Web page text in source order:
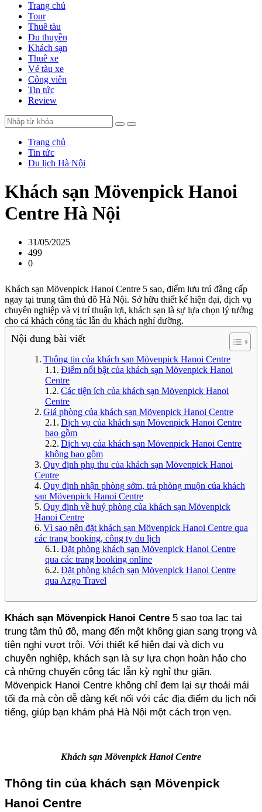
Trang chủ
Tour
Thuê tàu
Du thuyền
Khách sạn
Thuê xe
Vé tàu xe
Công viên
Tin tức
Review
Trang chủ
Tin tức
Du lịch Hà Nội
Khách sạn Mövenpick Hanoi
Centre Hà Nội
31/05/2025
499
0
Khách sạn Mövenpick Hanoi Centre 5 sao, điểm lưu trú đẳng cấp
ngay tại trung tâm thủ đô Hà Nội. Sở hữu thiết kế hiện đại, dịch vụ
chuyên nghiệp và vị trí thuận lợi, khách sạn là sự lựa chọn lý tưởng
cho cả khách công tác lẫn du khách nghỉ dưỡng.
Nội dung bài viết
Thông tin của khách sạn Mövenpick Hanoi Centre
Điểm nổi bật của khách sạn Mövenpick Hanoi
Centre
Các tiện ích của khách sạn Mövenpick Hanoi
Centre
Giá phòng của khách sạn Mövenpick Hanoi Centre
Dịch vụ của khách sạn Mövenpick Hanoi Centre
bao gồm
Dịch vụ của khách sạn Mövenpick Hanoi Centre
không bao gồm
Quy định phụ thu của khách sạn Mövenpick Hanoi
Centre
Quy định nhận phòng sớm, trả phòng muộn của khách
sạn Mövenpick Hanoi Centre
Quy định về huỷ phòng của khách sạn Mövenpick
Hanoi Centre
Vì sao nên đặt khách sạn Mövenpick Hanoi Centre qua
các trang booking, công ty du lịch
Đặt phòng khách sạn Mövenpick Hanoi Centre
qua các trang booking online
Đặt phòng khách sạn Mövenpick Hanoi Centre
qua Azgo Travel
Khách sạn Mövenpick Hanoi Centre 5 sao tọa lạc tại
trung tâm thủ đô, mang đến một không gian sang trọng và
tiện nghi vượt trội. Với thiết kế hiện đại và dịch vụ
chuyên nghiệp, khách sạn là sự lựa chọn hoàn hảo cho
cả những chuyến công tác lẫn kỳ nghỉ thư giãn.
Mövenpick Hanoi Centre không chỉ đem lại sự thoải mái
tối đa mà còn dễ dàng kết nối với các địa điểm du lịch nổi
tiếng, giúp bạn khám phá Hà Nội một cách trọn vẹn.
Khách sạn Mövenpick Hanoi Centre
Thông tin của khách sạn Mövenpick
Hanoi Centre